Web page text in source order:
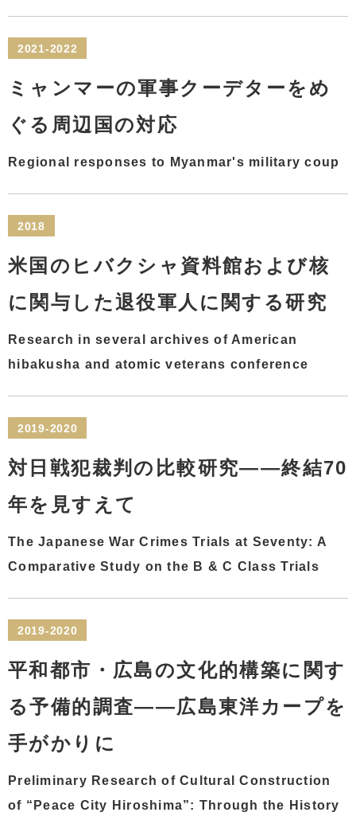
2021-2022
ミャンマーの軍事クーデターをめ
ぐる周辺国の対応
Regional responses to Myanmar's military coup
2018
米国のヒバクシャ資料館および核
に関与した退役軍人に関する研究
Research in several archives of American
hibakusha and atomic veterans conference
2019-2020
対日戦犯裁判の比較研究――終結70
年を見すえて
The Japanese War Crimes Trials at Seventy: A
Comparative Study on the B & C Class Trials
2019-2020
平和都市・広島の文化的構築に関す
る予備的調査――広島東洋カープを
手がかりに
Preliminary Research of Cultural Construction
of “Peace City Hiroshima”: Through the History